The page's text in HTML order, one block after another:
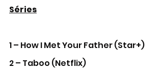
Séries
1 – How I Met Your Father (Star+)
2 – Taboo (Netflix)